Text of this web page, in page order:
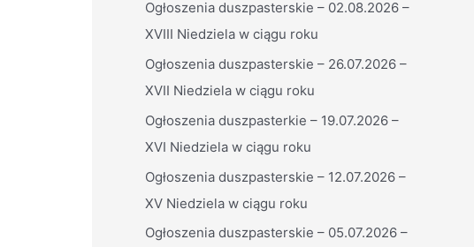
n
n
a
c
h
:
Ogłoszenia duszpasterskie – 02.08.2026 –
XVIII Niedziela w ciągu roku
Ogłoszenia duszpasterskie – 26.07.2026 –
XVII Niedziela w ciągu roku
Ogłoszenia duszpasterkie – 19.07.2026 –
XVI Niedziela w ciągu roku
Ogłoszenia duszpasterskie – 12.07.2026 –
XV Niedziela w ciągu roku
Ogłoszenia duszpasterskie – 05.07.2026 –